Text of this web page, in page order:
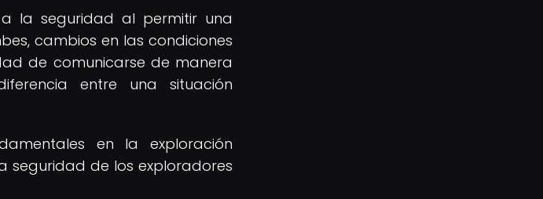
la seguridad al permitir una
cambios en las condiciones
de comunicarse de manera
entre una situación
en la exploración
seguridad de los exploradores